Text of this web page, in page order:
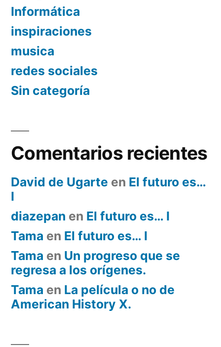
Informática
inspiraciones
musica
redes sociales
Sin categoría
Comentarios recientes
David de Ugarte en El futuro es…
I
diazepan en El futuro es… I
Tama en El futuro es… I
Tama en Un progreso que se
regresa a los orígenes.
Tama en La película o no de
American History X.